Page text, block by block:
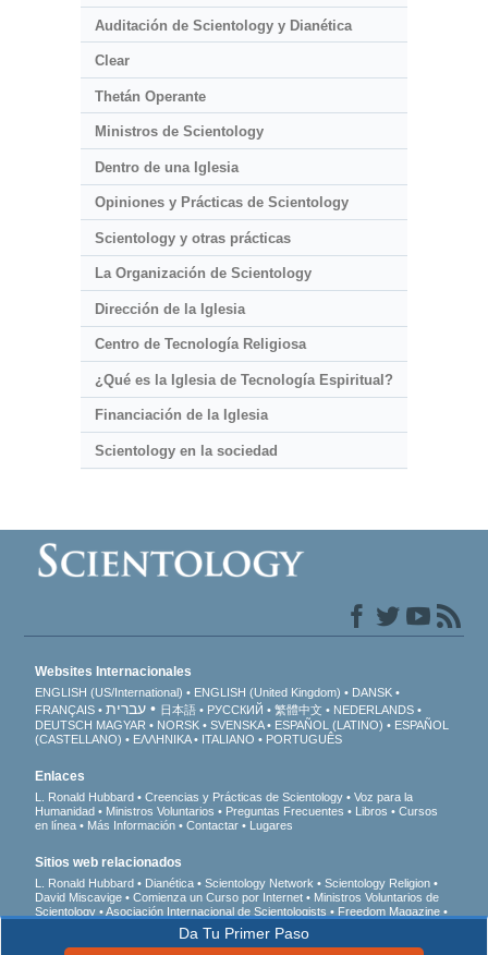
Auditación de Scientology y Dianética
Clear
Thetán Operante
Ministros de Scientology
Dentro de una Iglesia
Opiniones y Prácticas de Scientology
Scientology y otras prácticas
La Organización de Scientology
Dirección de la Iglesia
Centro de Tecnología Religiosa
¿Qué es la Iglesia de Tecnología Espiritual?
Financiación de la Iglesia
Scientology en la sociedad
Da Tu Primer Paso
Websites Internacionales
ENGLISH (US/International) ENGLISH (United Kingdom)
DANSK
FRANÇAIS
עברית 日本語 РУССКИЙ 繁體中文
NEDERLANDS
DEUTSCH MAGYAR NORSK SVENSKA ESPAÑOL (LATINO)
ESPAÑOL
(CASTELLANO)
ΕΛΛΗΝΙΚA ITALIANO PORTUGUÊS
Enlaces
L. Ronald Hubbard Creencias y Prácticas de Scientology
Voz para la
Humanidad
Ministros Voluntarios Preguntas Frecuentes Libros
Cursos
en línea
Más Información Contactar Lugares
Sitios web relacionados
L. Ronald Hubbard Dianética Scientology Network
Scientology Religion
David Miscavige
Comienza un Curso por Internet
Ministros Voluntarios de
Scientology
Asociación Internacional de Scientologists
Freedom Magazine
En Apoyo de Un Mundo Sin Drogas
Jóvenes por los Derechos Humanos